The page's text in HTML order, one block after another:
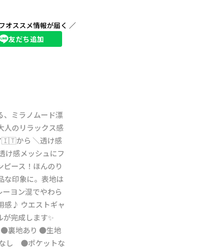
オススメ情報が届く ／
友だち追加
、ミラノムード漂
人のリラックス感
🇮🇹から ＼透け感
け感メッシュにフ
ース！ほんのり
な印象に。表地は
ヨン混でやわら
感♪ ウエストギャ
完成します✨
裏地あり ●生地
し ●ポケットな